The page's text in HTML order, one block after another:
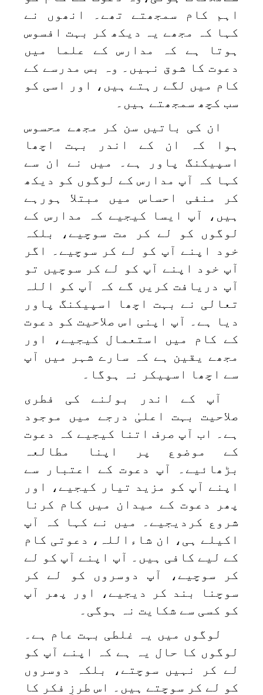
اہم کام سمجھتے تھے۔ انھوں نے
کہا کہ مجھے یہ دیکھ کر بہت افسوس
ہوتا ہے کہ مدارس کے علما میں
دعوت کا شوق نہیں۔ وہ بس مدرسے کے
کام میں لگے رہتے ہیں، اور اسی کو
سب کچھ سمجھتے ہیں۔
ان کی باتیں سن کر مجھے محسوس
ہوا کہ ان کے اندر بہت اچھا
اسپیکنگ پاور ہے۔ میں نے ان سے
کہا کہ آپ مدارس کے لوگوں کو دیکھ
کر منفی احساس میں مبتلا ہورہے
ہیں، آپ ایسا کیجیے کہ مدارس کے
لوگوں کو لے کر مت سوچیے، بلکہ
خود اپنے آپ کو لے کر سوچیے۔ اگر
آپ خود اپنے آپ کو لے کر سوچیں تو
آپ دریافت کریں گے کہ آپ کو اللہ
تعالی نے بہت اچھا اسپیکنگ پاور
دیا ہے۔ آپ اپنی اس صلاحیت کو دعوت
کے کام میں استعمال کیجیے، اور
مجھے یقین ہے کہ سارے شہر میں آپ
سے اچھا اسپیکر نہ ہوگا۔
آپ کے اندر بولنے کی فطری
صلاحیت بہت اعلیٰ درجے میں موجود
ہے۔ اب آپ صرف اتنا کیجیے کہ دعوت
کے موضوع پر اپنا مطالعہ
بڑھائیے۔ آپ دعوت کے اعتبار سے
اپنے آپ کو مزید تیار کیجیے، اور
پھر دعوت کے میدان میں کام کرنا
شروع کردیجیے۔ میں نے کہا کہ آپ
اکیلے ہی، ان شاءاللہ، دعوتی کام
کے لیے کافی ہیں۔ آپ اپنے آپ کو لے
کر سوچیے، آپ دوسروں کو لے کر
سوچنا بند کر دیجیے، اور پھر آپ
کو کسی سے شکایت نہ ہوگی۔
لوگوں میں یہ غلطی بہت عام ہے۔
لوگوں کا حال یہ ہے کہ اپنے آپ کو
لے کر نہیں سوچتے، بلکہ دوسروں
کو لے کر سوچتے ہیں۔ اس طرزِ فکر کا